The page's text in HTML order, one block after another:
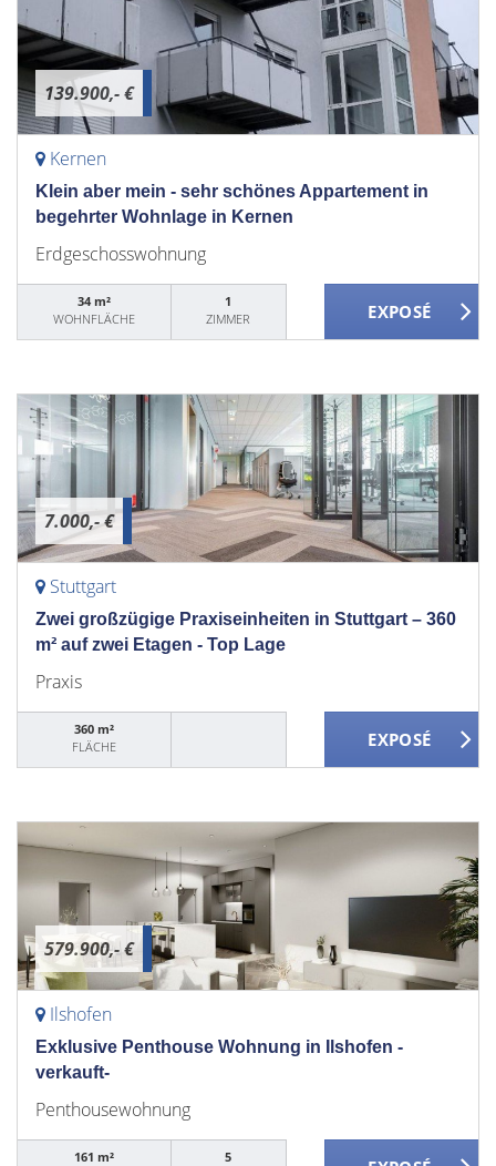
139.900,- €
Kernen
Klein aber mein - sehr schönes Appartement in
begehrter Wohnlage in Kernen
Erdgeschosswohnung
34 m²
WOHNFLÄCHE
1
ZIMMER
7.000,- €
Stuttgart
Zwei großzügige Praxiseinheiten in Stuttgart – 360
m² auf zwei Etagen - Top Lage
Praxis
360 m²
FLÄCHE
579.900,- €
Ilshofen
Exklusive Penthouse Wohnung in Ilshofen -
verkauft-
Penthousewohnung
161 m²
5